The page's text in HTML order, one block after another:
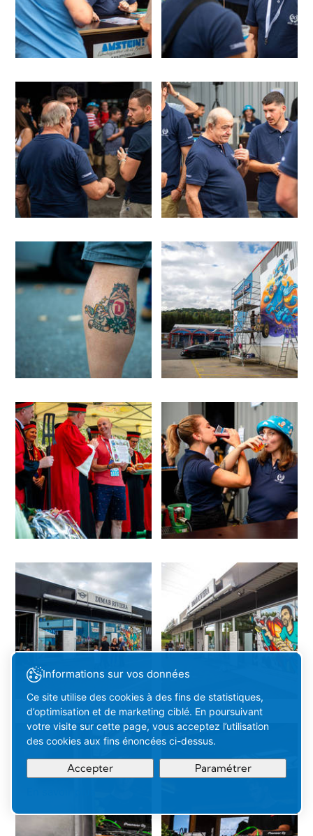
sélection
Informations sur vos données
Ce site utilise des cookies à des fins de statistiques,
d’optimisation et de marketing ciblé. En poursuivant
votre visite sur cette page, vous acceptez l’utilisation
des cookies aux fins énoncées ci-dessus.
Accepter Paramétrer